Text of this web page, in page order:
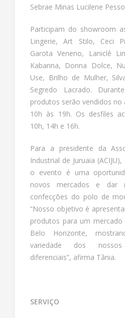
Sebrae Minas Lucilene
Participam do showroom
Lingerie, Art Stilo, Ceci
Garota Veneno, Laniclê
Kabanna, Donna Dolce,
Use, Brilho de Mulher,
Segredo Lacrado.
produtos serão vendidos no
10h às 19h. Os desfiles
10h, 14h e 16h.
Para a presidente da
Industrial de Juruaia
o evento é uma
novos mercados e dar
confecções do polo de
“Nosso objetivo é
produtos para um
Belo Horizonte,
variedade dos
diferenciais”, afirma Tânia.
SERVIÇO